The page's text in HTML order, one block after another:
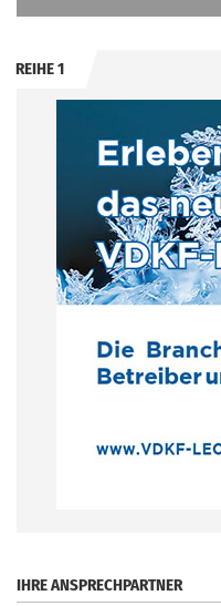
REIHE 1
IHRE ANSPRECHPARTNER